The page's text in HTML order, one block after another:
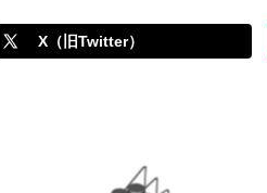
X（旧Twitter）